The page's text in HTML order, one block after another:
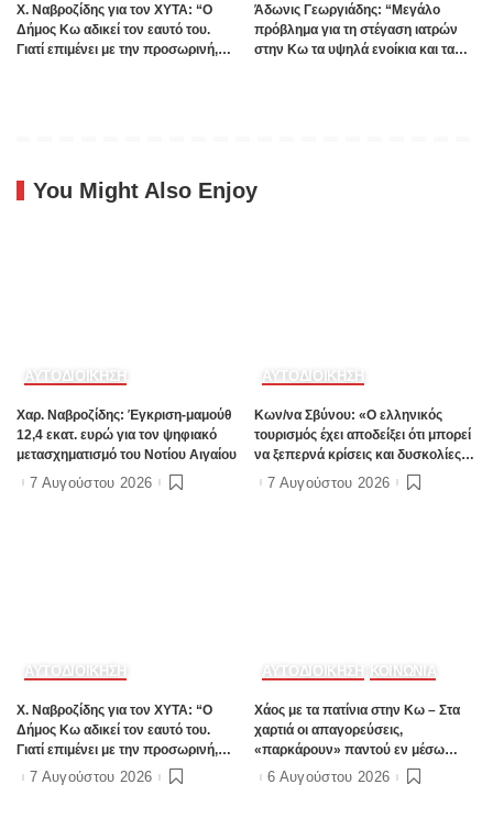
Χ. Ναβροζίδης για τον ΧΥΤΑ: “Ο
Δήμος Κω αδικεί τον εαυτό του.
Γιατί επιμένει με την προσωρινή,
Άδωνις Γεωργιάδης: “Μεγάλο
πρόβλημα για τη στέγαση ιατρών
στην Κω τα υψηλά ενοίκια και τα
You Might Also Enjoy
ΑΥΤΟΔΙΟΙΚΗΣΗ
Χαρ. Ναβροζίδης: Έγκριση-μαμούθ
12,4 εκατ. ευρώ για τον ψηφιακό
μετασχηματισμό του Νοτίου Αιγαίου
7 Αυγούστου 2026
ΑΥΤΟΔΙΟΙΚΗΣΗ
Kων/να Σβύνου: «Ο ελληνικός
τουρισμός έχει αποδείξει ότι μπορεί
να ξεπερνά κρίσεις και δυσκολίες»
Πηγή:www.dimokratiki.gr
7 Αυγούστου 2026
ΑΥΤΟΔΙΟΙΚΗΣΗ
Χ. Ναβροζίδης για τον ΧΥΤΑ: “Ο
Δήμος Κω αδικεί τον εαυτό του.
Γιατί επιμένει με την προσωρινή,
ενώ η οριστική λύση έχει ήδη
δρομολογηθεί;”
7 Αυγούστου 2026
ΑΥΤΟΔΙΟΙΚΗΣΗ ΚΟΙΝΩΝΙΑ
Χάος με τα πατίνια στην Κω – Στα
χαρτιά οι απαγορεύσεις,
«παρκάρουν» παντού εν μέσω
καλοκαιρινής σεζόν
6 Αυγούστου 2026